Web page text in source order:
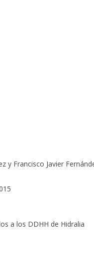
y Francisco Javier
a los DDHH de Hidralia